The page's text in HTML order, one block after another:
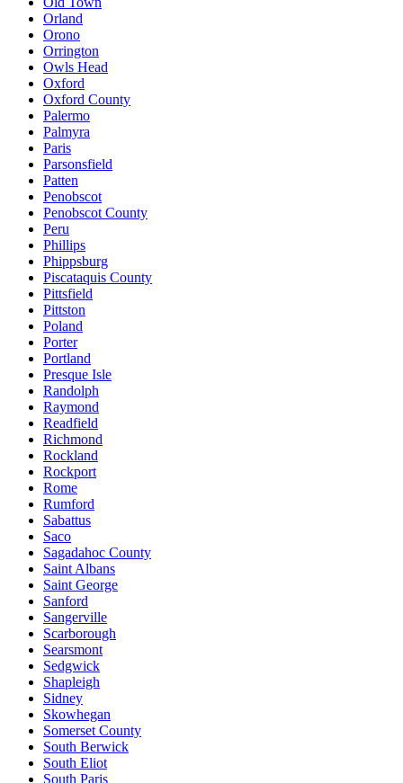
Orland
Orono
Orrington
Owls Head
Oxford
Oxford County
Palermo
Palmyra
Paris
Parsonsfield
Patten
Penobscot
Penobscot County
Peru
Phillips
Phippsburg
Piscataquis County
Pittsfield
Pittston
Poland
Porter
Portland
Presque Isle
Randolph
Raymond
Readfield
Richmond
Rockland
Rockport
Rome
Rumford
Sabattus
Saco
Sagadahoc County
Saint Albans
Saint George
Sanford
Sangerville
Scarborough
Searsmont
Sedgwick
Shapleigh
Sidney
Skowhegan
Somerset County
South Berwick
South Eliot
South Paris